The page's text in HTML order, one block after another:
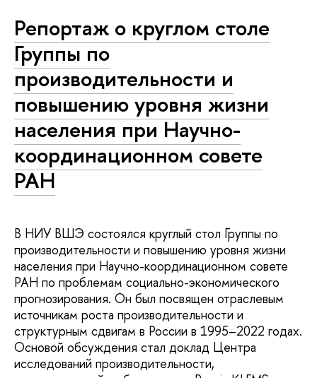
Репортаж о круглом столе
Группы по
производительности и
повышению уровня жизни
населения при Научно-
координационном совете
РАН
В НИУ ВШЭ состоялся круглый стол Группы по
производительности и повышению уровня жизни
населения при Научно-координационном совете
РАН по проблемам социально-экономического
прогнозирования. Он был посвящен отраслевым
источникам роста производительности и
структурным сдвигам в России в 1995–2022 годах.
Основой обсуждения стал доклад Центра
исследований производительности,